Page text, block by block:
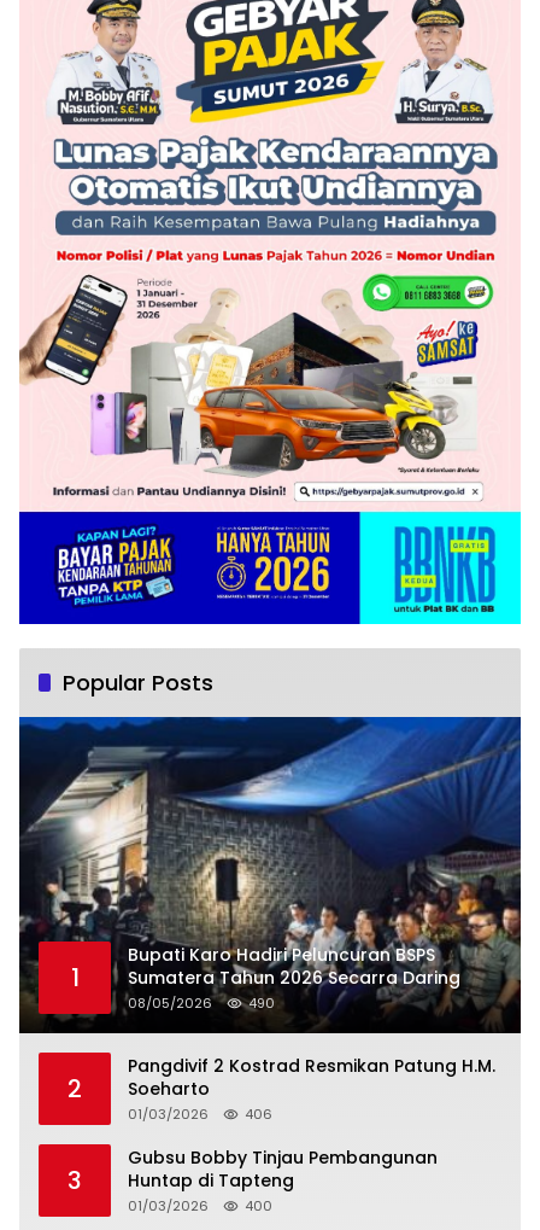
Popular Posts
1
Bupati Karo Hadiri Peluncuran BSPS
Sumatera Tahun 2026 Secarra Daring
08/05/2026 490
2
Pangdivif 2 Kostrad Resmikan Patung H.M.
Soeharto
01/03/2026 406
3
Gubsu Bobby Tinjau Pembangunan
Huntap di Tapteng
01/03/2026 400